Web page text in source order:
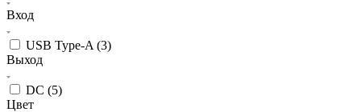
Вход
USB Type-A (3)
Выход
DC (5)
Цвет